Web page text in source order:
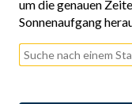
um die genauen
Sonnenaufgang